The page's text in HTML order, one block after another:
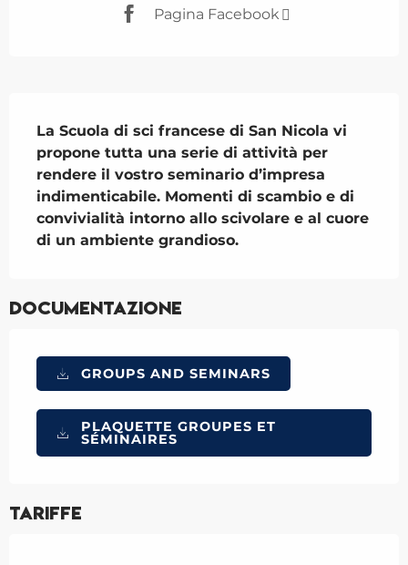
Pagina Facebook
La Scuola di sci francese di San Nicola vi
propone tutta una serie di attività per
rendere il vostro seminario d’impresa
indimenticabile. Momenti di scambio e di
convivialità intorno allo scivolare e al cuore
di un ambiente grandioso.
Documentazione
GROUPS AND SEMINARS
PLAQUETTE GROUPES ET
SÉMINAIRES
Tariffe